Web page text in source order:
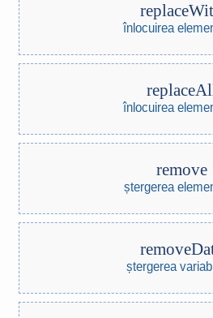
înlocuirea
înlocuirea
remove
ștergerea
ștergerea